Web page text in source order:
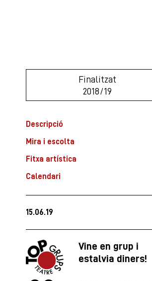
Finalitzat
2018/19
Descripció
Mira i escolta
Fitxa artística
Calendari
15.06.19
Vine en grup i
estalvia diners!